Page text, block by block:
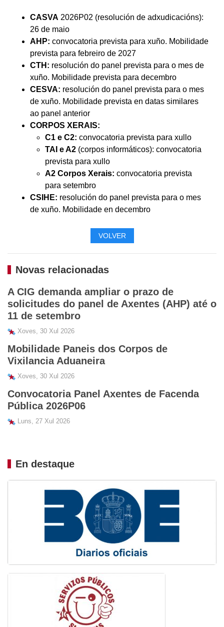
CASVA 2026P02 (resolución de adxudicacións):
26 de maio
AHP: convocatoria prevista para xuño. Mobilidade
prevista para febreiro de 2027
CTH: resolución do panel prevista para o mes de
xuño. Mobilidade prevista para decembro
CESVA: resolución do panel prevista para o mes
de xuño. Mobilidade prevista en datas similares
ao panel anterior
CORPOS XERAIS:
C1 e C2: convocatoria prevista para xullo
TAI e A2 (corpos informáticos): convocatoria
prevista para xullo
A2 Corpos Xerais: convocatoria prevista
para setembro
CSIHE: resolución do panel prevista para o mes
de xuño. Mobilidade en decembro
VOLVER
Novas relacionadas
A CIG demanda ampliar o prazo de
solicitudes do panel de Axentes (AHP) até o
11 de setembro
Xoves, 30 Xul 2026
Mobilidade Paneis dos Corpos de
Vixilancia Aduaneira
Xoves, 30 Xul 2026
Convocatoria Panel Axentes de Facenda
Pública 2026P06
Luns, 27 Xul 2026
En destaque